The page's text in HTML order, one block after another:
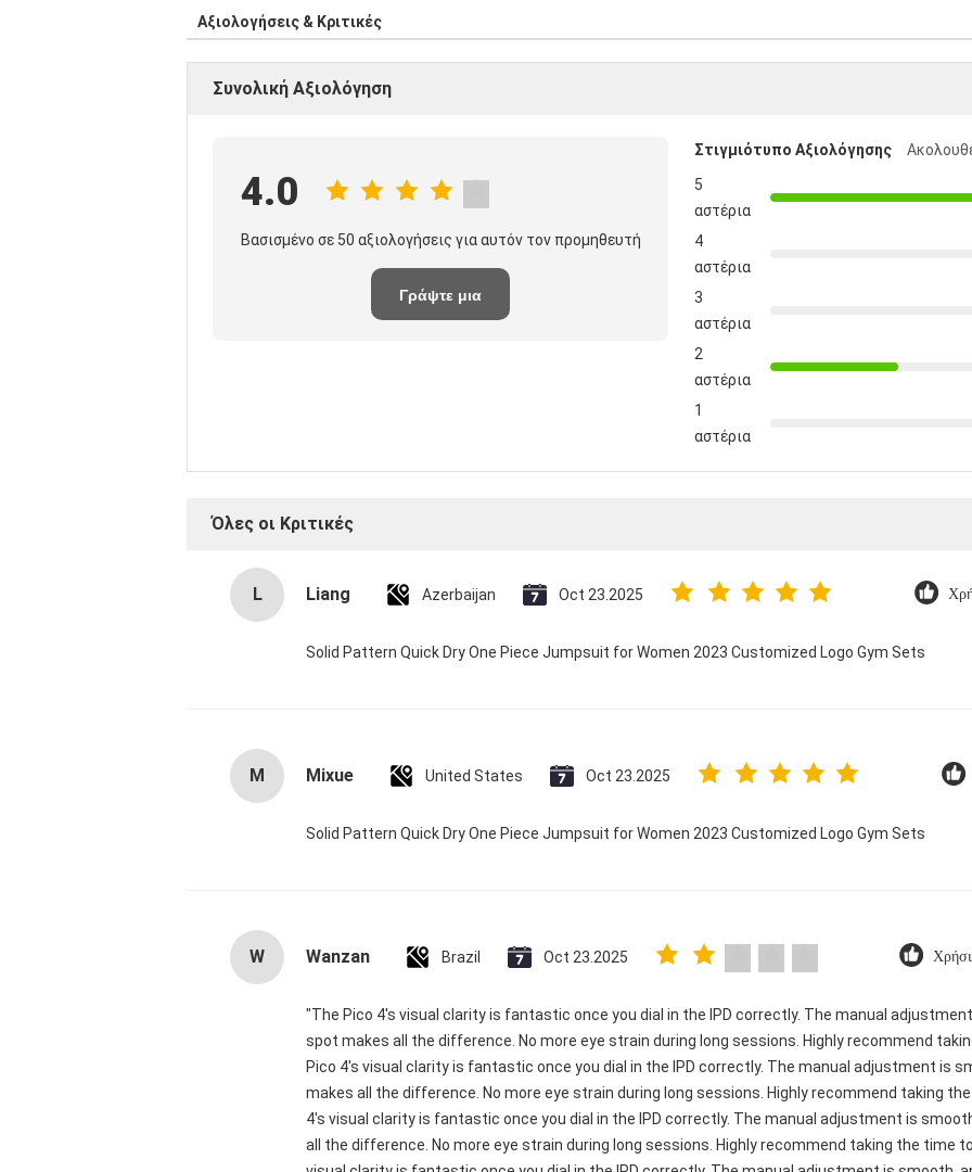
Αξιολογήσεις & Κριτικές
Συνολική Αξιολόγηση
4.0
Βασισμένο σε 50 αξιολογήσεις για αυτόν τον προμηθευτή
Γράψτε μια
Στιγμιότυπο Αξιολόγησης
5
αστέρια
4
αστέρια
3
αστέρια
2
αστέρια
1
αστέρια
Όλες οι Κριτικές
L Liang Azerbaijan Oct 23.2025
Solid Pattern Quick Dry One Piece Jumpsuit for Women 2023 Customized Logo Gym Sets
M Mixue United States Oct 23.2025
Solid Pattern Quick Dry One Piece Jumpsuit for Women 2023 Customized Logo Gym Sets
W Wanzan Brazil Oct 23.2025
"The Pico 4's visual clarity is fantastic once you dial in the IPD correctly. The manual
spot makes all the difference. No more eye strain during long sessions. Highly recommend
Pico 4's visual clarity is fantastic once you dial in the IPD correctly. The manual adjustment is
makes all the difference. No more eye strain during long sessions. Highly recommend taking
4's visual clarity is fantastic once you dial in the IPD correctly. The manual adjustment is
all the difference. No more eye strain during long sessions. Highly recommend taking the time